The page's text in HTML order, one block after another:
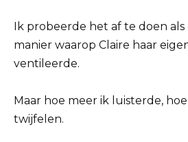
Ik probeerde het af te doen
manier waarop Claire haar
ventileerde.
Maar hoe meer ik luisterde,
twijfelen.